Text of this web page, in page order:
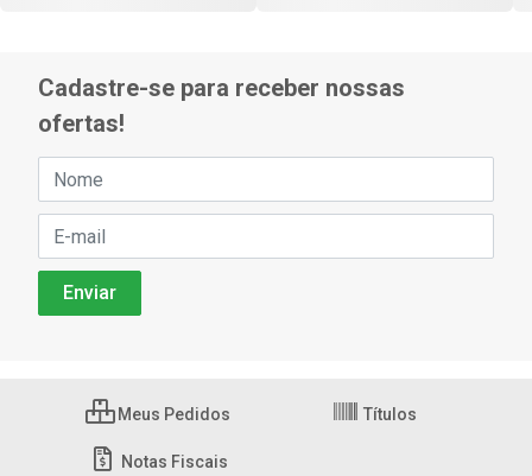
Cadastre-se para receber nossas
ofertas!
Meus Pedidos Títulos
Notas Fiscais